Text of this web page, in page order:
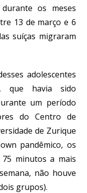
os meses
13 de março e 6
suíças migraram
adolescentes
que havia sido
um período
do Centro de
de Zurique
pandêmico, os
minutos a mais
não houve
grupos).